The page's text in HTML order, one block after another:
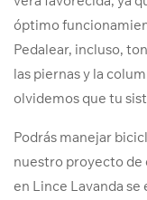
óptimo
Pedalear, incluso,
las piernas y la
olvidemos que tu
Podrás manejar
nuestro proyecto
en Lince Lavanda